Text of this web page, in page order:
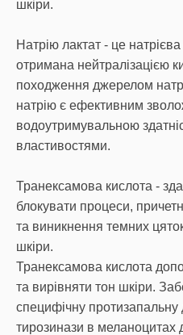
шкіри.
Натрію лактат - це
отримана нейтралізацією
походження джерелом
натрію є ефективним
водоутримувальною
властивостями.
Транексамова кислота -
блокувати процеси,
та виникнення темних
шкіри.
Транексамова кислота
та вирівняти тон шкіри.
специфічну протизапальну
тирозинази в меланоцитах